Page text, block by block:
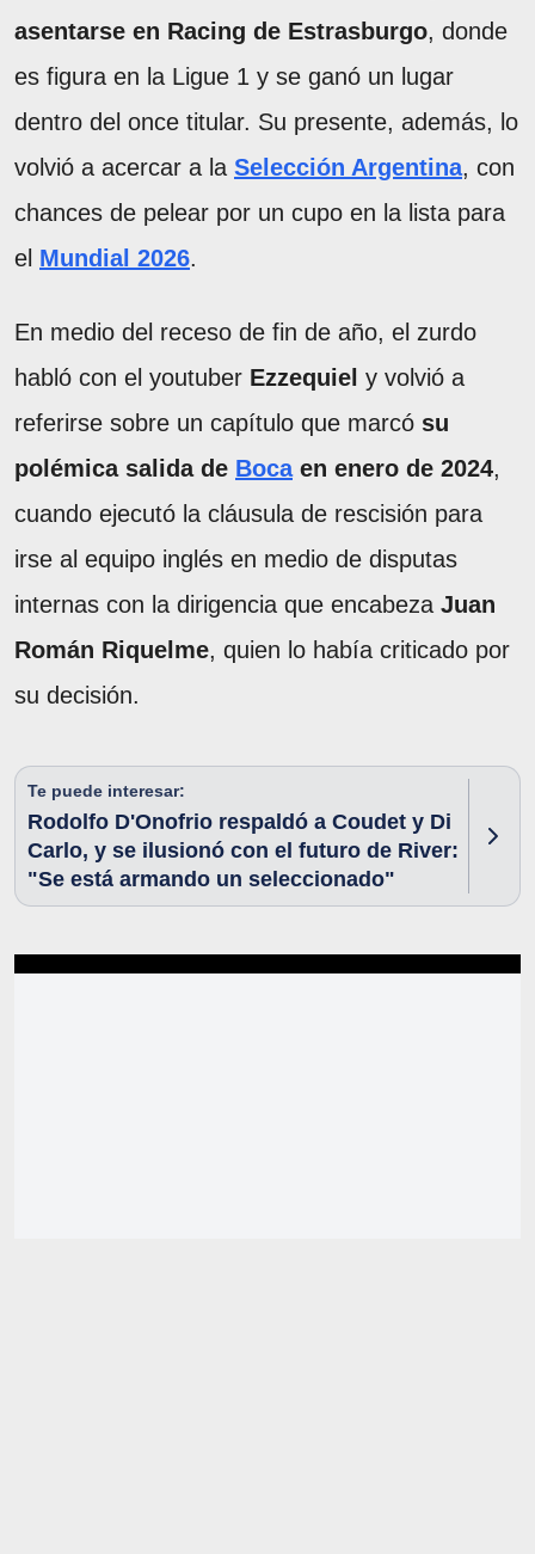
asentarse en Racing de Estrasburgo, donde
es figura en la Ligue 1 y se ganó un lugar
dentro del once titular. Su presente, además, lo
volvió a acercar a la Selección Argentina, con
chances de pelear por un cupo en la lista para
el Mundial 2026.
En medio del receso de fin de año, el zurdo
habló con el youtuber Ezzequiel y volvió a
referirse sobre un capítulo que marcó su
polémica salida de Bocaen enero de 2024,
cuando ejecutó la cláusula de rescisión para
irse al equipo inglés en medio de disputas
internas con la dirigencia que encabeza Juan
Román Riquelme, quien lo había criticado por
su decisión.
Te puede interesar:
Rodolfo D'Onofrio respaldó a Coudet y Di
Carlo, y se ilusionó con el futuro de River:
"Se está armando un seleccionado"